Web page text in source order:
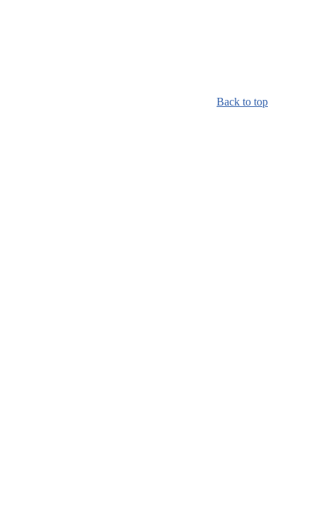
Back to top